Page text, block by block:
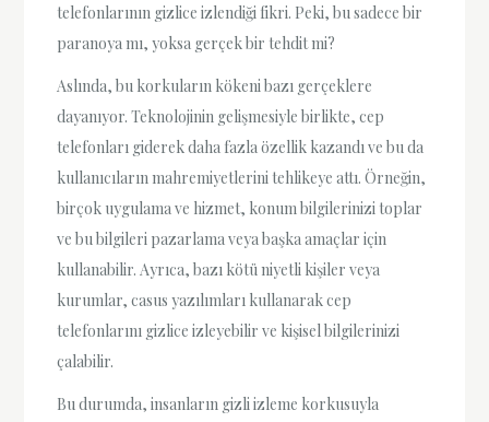
telefonlarının gizlice izlendiği fikri. Peki, bu sadece bir
paranoya mı, yoksa gerçek bir tehdit mi?
Aslında, bu korkuların kökeni bazı gerçeklere
dayanıyor. Teknolojinin gelişmesiyle birlikte, cep
telefonları giderek daha fazla özellik kazandı ve bu da
kullanıcıların mahremiyetlerini tehlikeye attı. Örneğin,
birçok uygulama ve hizmet, konum bilgilerinizi toplar
ve bu bilgileri pazarlama veya başka amaçlar için
kullanabilir. Ayrıca, bazı kötü niyetli kişiler veya
kurumlar, casus yazılımları kullanarak cep
telefonlarını gizlice izleyebilir ve kişisel bilgilerinizi
çalabilir.
Bu durumda, insanların gizli izleme korkusuyla